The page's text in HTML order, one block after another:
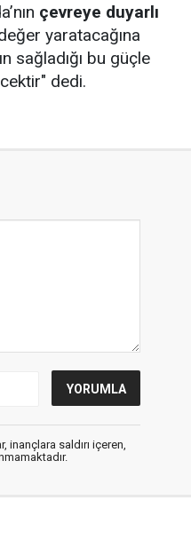
çevreye duyarlı
yaratacağına
sağladığı bu güçle
dedi.
saldırı içeren,